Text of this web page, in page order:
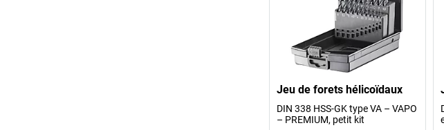
Jeu de forets hélicoïdaux
DIN 338 HSS-GK type VA – VAPO
– PREMIUM, petit kit